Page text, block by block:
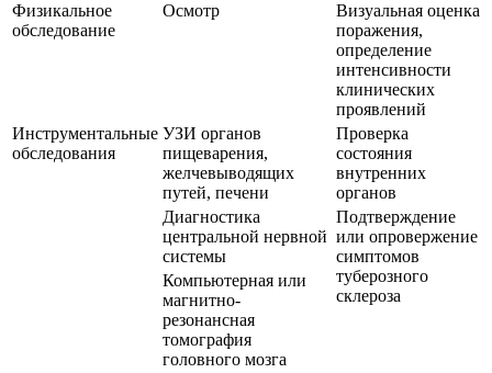
Физикальное
обследование
Осмотр
Визуальная оценка
поражения,
определение
интенсивности
клинических
проявлений
Инструментальные
обследования
УЗИ органов
пищеварения,
желчевыводящих
путей, печени
Проверка
состояния
внутренних
органов
Диагностика
центральной нервной
системы
Подтверждение
или опровержение
симптомов
туберозного
склероза
Компьютерная или
магнитно-
резонансная
томография
головного мозга